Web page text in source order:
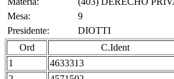
Mesa:
9
Presidente:
DIOTTI
Ord
C.Ident
1
4633313